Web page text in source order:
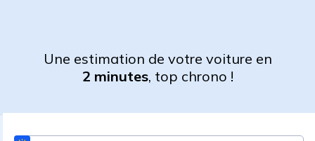
Une estimation de votre voiture en
2 minutes, top chrono !